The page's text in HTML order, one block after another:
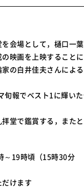
会場として，樋口一
映画を上映することに
の白井佳夫さんによ
旬報でベスト1に輝い
堂で鑑賞する，また
～19時頃（15時30分
けます